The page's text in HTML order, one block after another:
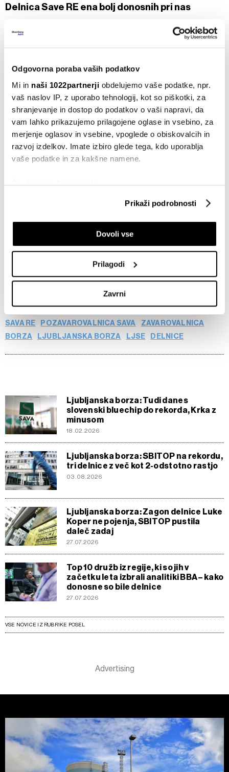
Odgovorna poraba vaših podatkov
Mi in naši 1022partnerji obdelujemo vaše podatke, npr.
vaš naslov IP, z uporabo tehnologij, kot so piškotki, za
shranjevanje in dostop do podatkov o vaši napravi, da
vam lahko prikazujemo prilagojene oglase in vsebino, za
merjenje oglasov in vsebine, vpoglede o obiskovalcih in
razvoj izdelkov. Imate izbiro glede tega, kdo uporablja
vaše podatke in za kakšne namene.
Če dovolite, želimo tudi:
Zbirati informacije o vaši geografski lokaciji, ki so
Identificirati napravo z aktivnim preverjanjem
lastnosti (odčitavanje prstnih odtisov)
Poglejte si še, kako se obdelujejo vaši osebni podatki in
nastavite svoje preference v
razdelku o podrobnostih
iz Izjave o piškotkih.
Skupni upravljavci obdelave so HD-WIN ARENA SPORT
d.o.o. inPartnerji. Več o podatkih, ki jih obdelujemo, in o
vaših pravicah glede teh podatkov najdete v naši
kadar koli prekličete brez kakršnih koli posledic.
Prikaži podrobnosti
Dovoli vse
Prilagodi
Zavrni
Delnica Save RE ena bolj donosnih pri nas
"Voditi podjetje, ki je med bolj donosnimi, je velika
čast, hkrati pa se v Savi Re zavedamo, da kljub vsem
časih ne smemo pozabiti, da bomo slej ko prej
primorani poslovati v manj ugodnem okolju," je pred
časom dejal Marko Jazbec zaFinance. Jazbec ima
preko 12 tisoč delnic Save RE, kar ob trenutni
vrednosti, 39 evrov za delnico, nanese slabega pol
milijona.
SAVA RE POZAVAROVALNICA SAVA
ZAVAROVALNICA
BORZA
LJUBLJANSKA BORZA LJSE DELNICE
Ljubljanska borza: Tudi danes
slovenski bluechip do rekorda, Krka z
minusom
18.02.2026
Ljubljanska borza: SBITOP na rekordu,
tri delnice z več kot 2-odstotno rastjo
03.08.2026
Ljubljanska borza: Zagon delnice Luke
Koper ne pojenja, SBITOP pustila
daleč zadaj
27.07.2026
Top 10 družb iz regije, ki so jih v
začetku leta izbrali analitiki BBA – kako
donosne so bile delnice
27.07.2026
VSE NOVICE IZ RUBRIKE POSEL